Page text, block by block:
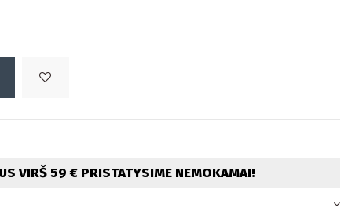
VIRŠ 59 € PRISTATYSIME NEMOKAMAI!